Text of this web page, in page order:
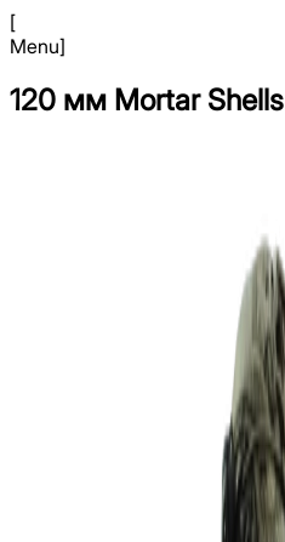
[
Menu]
120 мм Mortar Shells